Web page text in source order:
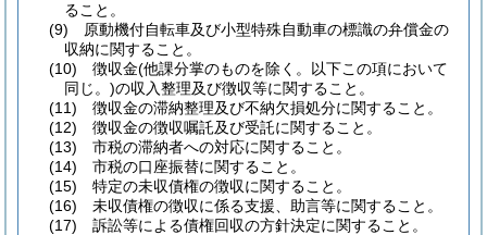
ること。
(9)
原動機付自転車及び小型特殊自動車の標識の弁償金の
収納に関すること。
(10)
徴収金(他課分掌のものを除く。以下この項において
同じ。)の収入整理及び徴収等に関すること。
(11)
徴収金の滞納整理及び不納欠損処分に関すること。
(12)
徴収金の徴収嘱託及び受託に関すること。
(13)
市税の滞納者への対応に関すること。
(14)
市税の口座振替に関すること。
(15)
特定の未収債権の徴収に関すること。
(16)
未収債権の徴収に係る支援、助言等に関すること。
(17)
訴訟等による債権回収の方針決定に関すること。